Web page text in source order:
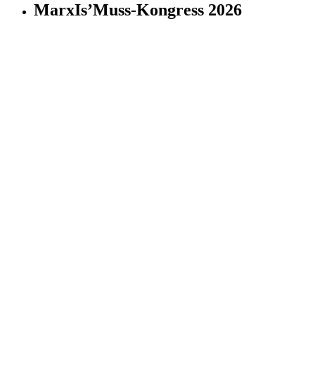
MarxIs’Muss-Kongress 2026